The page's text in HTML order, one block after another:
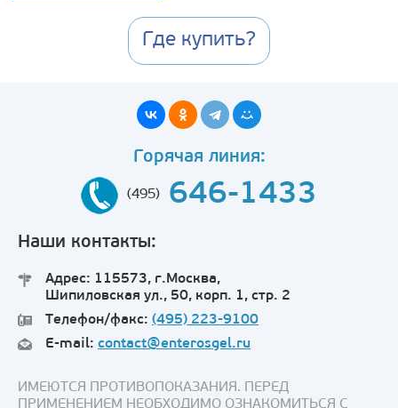
Где купить?
Горячая линия:
(495) 646-1433
Наши контакты:
Адрес: 115573, г.Москва,
Шипиловская ул., 50, корп. 1, стр. 2
Телефон/факс: (495) 223-9100
E-mail: contact@enterosgel.ru
ИМЕЮТСЯ ПРОТИВОПОКАЗАНИЯ. ПЕРЕД
ПРИМЕНЕНИЕМ НЕОБХОДИМО ОЗНАКОМИТЬСЯ С